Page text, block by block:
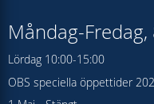
Måndag-
Lördag 10:00-15:00
OBS speciella öppettider